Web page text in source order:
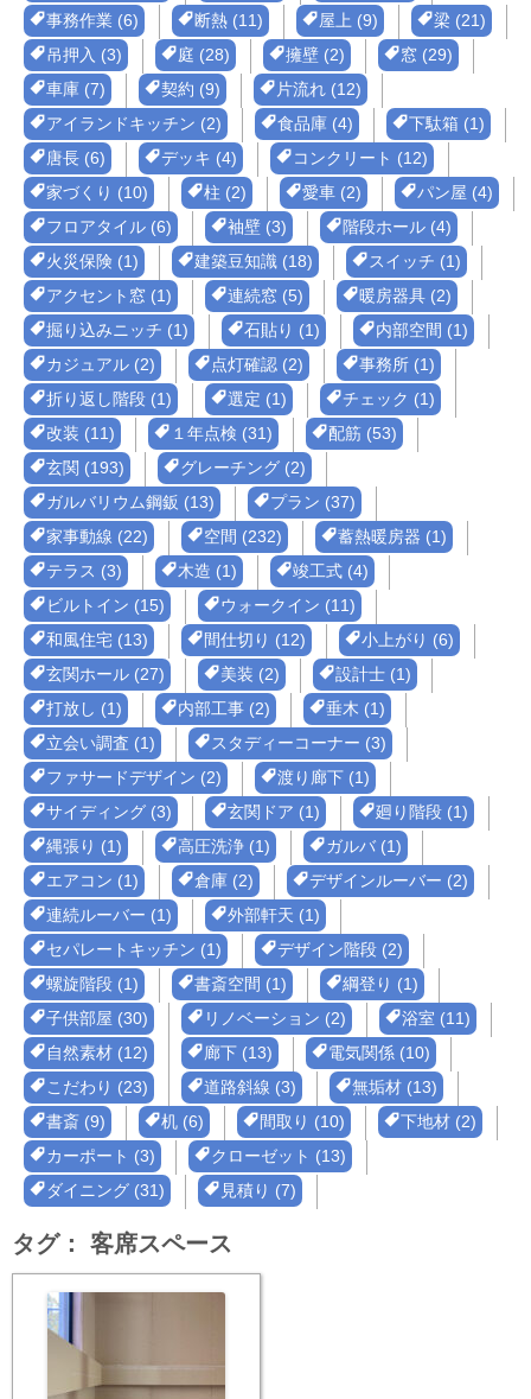
事務作業 (6) 断熱 (11) 屋上 (9)
梁 (21)
吊押入 (3)
庭 (28) 擁壁 (2)
窓 (29)
車庫 (7)
契約 (9)
片流れ (12)
アイランドキッチン (2)
食品庫 (4)
下駄箱 (1)
唐長 (6)
デッキ (4)
コンクリート (12)
家づくり (10)
柱 (2) 愛車 (2)
パン屋 (4)
フロアタイル (6)
袖壁 (3)
階段ホール (4)
火災保険 (1)
建築豆知識 (18)
スイッチ (1)
アクセント窓 (1)
連続窓 (5)
暖房器具 (2)
掘り込みニッチ (1)
石貼り (1)
内部空間 (1)
カジュアル (2)
点灯確認 (2)
事務所 (1)
折り返し階段 (1)
選定 (1)
チェック (1)
改装 (11)
１年点検 (31)
配筋 (53)
玄関 (193)
グレーチング (2)
ガルバリウム鋼鈑 (13)
プラン (37)
家事動線 (22)
空間 (232)
蓄熱暖房器 (1)
テラス (3)
木造 (1)
竣工式 (4)
ビルトイン (15)
ウォークイン (11)
和風住宅 (13)
間仕切り (12)
小上がり (6)
玄関ホール (27)
美装 (2)
設計士 (1)
打放し (1)
内部工事 (2)
垂木 (1)
立会い調査 (1)
スタディーコーナー (3)
ファサードデザイン (2)
渡り廊下 (1)
サイディング (3)
玄関ドア (1)
廻り階段 (1)
縄張り (1)
高圧洗浄 (1)
ガルバ (1)
エアコン (1)
倉庫 (2)
デザインルーバー (2)
連続ルーバー (1)
外部軒天 (1)
セパレートキッチン (1)
デザイン階段 (2)
螺旋階段 (1)
書斎空間 (1)
綱登り (1)
子供部屋 (30)
リノベーション (2)
浴室 (11)
自然素材 (12)
廊下 (13)
電気関係 (10)
こだわり (23)
道路斜線 (3)
無垢材 (13)
書斎 (9)
机 (6) 間取り (10)
下地材 (2)
カーポート (3)
クローゼット (13)
ダイニング (31)
見積り (7)
タグ： 客席スペース